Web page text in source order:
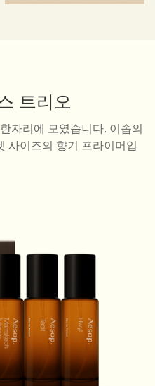
트리오
자리에 모였습니다. 이솝의
사이즈의 향기 프라이머입